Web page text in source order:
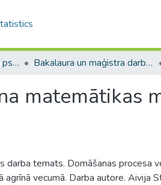
A -- Izglītības zinātņu un psiholoģijas fakultāte / Faculty of Education Sciences and Psychology Bakalaura un maģistra darbi (PPMF) / Bachelor's and Master's theses
matemātikas
darba temats. Domāšanas procesa
agrīnā vecumā. Darba autore. Aivija